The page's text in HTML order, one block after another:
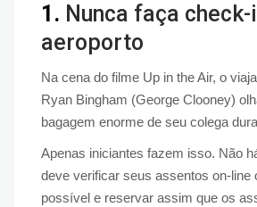
1. Nunca faça check-
aeroporto
Na cena do filme Up in the Air, o
Ryan Bingham (George Clooney)
bagagem enorme de seu colega
Apenas iniciantes fazem isso. Não
deve verificar seus assentos on-line
possível e reservar assim que os